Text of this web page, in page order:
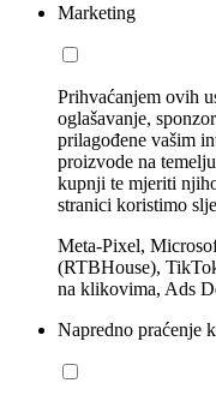
Marketing
Prihvaćanjem ovih
oglašavanje,
prilagođene vašim
proizvode na
kupnji te mjeriti
stranici koristimo
Meta-Pixel,
(RTBHouse),
na klikovima, Ads
Napredno praćenje